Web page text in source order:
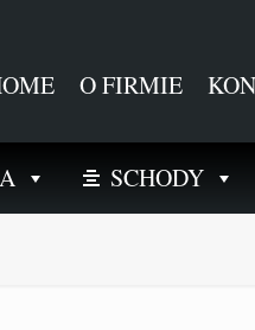
O FIRMIE
SCHODY